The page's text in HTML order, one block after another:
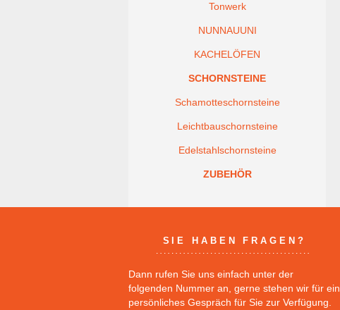
Tonwerk
NUNNAUUNI
KACHELÖFEN
SCHORNSTEINE
Schamotteschornsteine
Leichtbauschornsteine
Edelstahlschornsteine
ZUBEHÖR
SIE HABEN FRAGEN?
Dann rufen Sie uns einfach unter der
folgenden Nummer an, gerne stehen wir für ein
persönliches Gespräch für Sie zur Verfügung.